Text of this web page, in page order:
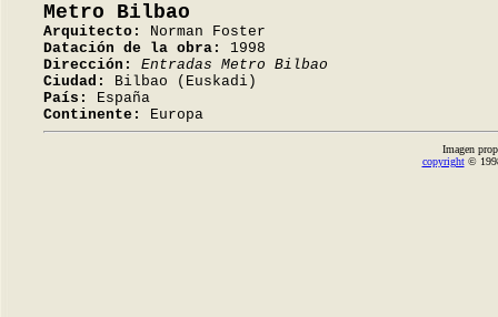
Metro Bilbao
Arquitecto:
Norman Foster
Datación de la obra:
1998
Dirección:
Entradas Metro Bilbao
Ciudad:
Bilbao (Euskadi)
País:
España
Continente:
Europa
Imagen
copyright©